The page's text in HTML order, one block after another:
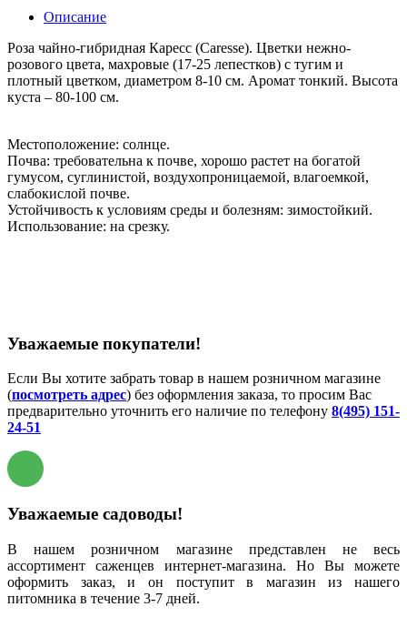
Описание
Роза чайно-гибридная Каресс (Caresse). Цветки нежно-
розового цвета, махровые (17-25 лепестков) с тугим и
плотный цветком, диаметром 8-10 см. Аромат тонкий. Высота
куста – 80-100 см.
Местоположение: солнце.
Почва: требовательна к почве, хорошо растет на богатой
гумусом, суглинистой, воздухопроницаемой, влагоемкой,
слабокислой почве.
Устойчивость к условиям среды и болезням: зимостойкий.
Использование: на срезку.
Уважаемые покупатели!
Если Вы хотите забрать товар в нашем розничном магазине
(посмотреть адрес) без оформления заказа, то просим Вас
предварительно уточнить его наличие по телефону 8(495) 151-
24-51
Уважаемые садоводы!
В нашем розничном магазине представлен не весь
ассортимент саженцев интернет-магазина. Но Вы можете
оформить заказ, и он поступит в магазин из нашего
питомника в течение 3-7 дней.